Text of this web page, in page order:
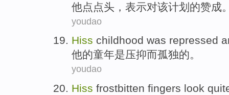
他点点头， 表示对该计划的赞成
youdao
Hiss childhood was repressed
他的童年是压抑而孤独的。
youdao
Hiss frostbitten fingers look